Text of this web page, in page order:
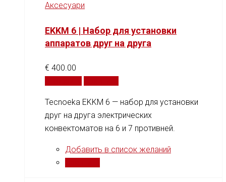
Аксесуари
EKKM 6 | Набор для установки
аппаратов друг на друга
€ 400.00
Tecnoeka EKKM 6 — набор для установки
друг на друга электрических
конвектоматов на 6 и 7 противней.
Добавить в список желаний